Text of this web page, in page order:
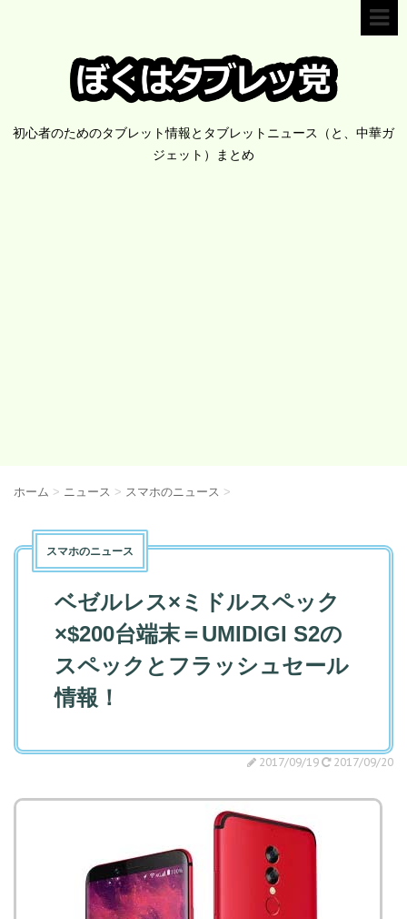
初心者のためのタブレット情報とタブレットニュース（と、中華ガ
ジェット）まとめ
ホーム > ニュース > スマホのニュース >
スマホのニュース
ベゼルレス×ミドルスペック
×$200台端末＝UMIDIGI S2の
スペックとフラッシュセール
情報！
2017/09/19 2017/09/20